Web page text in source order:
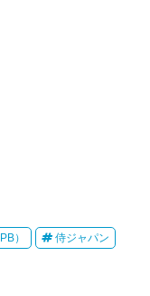
） 侍ジャパン